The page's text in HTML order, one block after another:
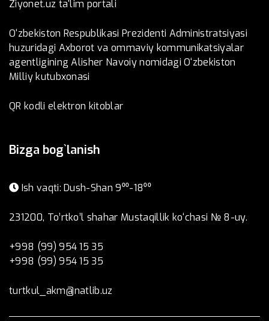
Ziyonet.uz ta'lim portali
O‘zbekiston Respublikasi Prezidenti Administratsiyasi
huzuridagi Axborot va ommaviy kommunikatsiyalar
agentligining Alisher Navoiy nomidagi O‘zbekiston
Milliy kutubxonasi
QR kodli elektron kitoblar
Bizga bog`lanish
Ish vaqti: Dush-Shan 9⁰⁰-18⁰⁰
231200, To’rtko’l shahar Mustaqillik ko‘chasi № 8-uy.
+998 (99) 954 15 35
+998 (99) 954 15 35
turtkul_akm@natlib.uz